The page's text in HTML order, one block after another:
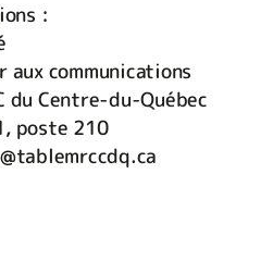
:
aux communications
du Centre-du-Québec
poste 210